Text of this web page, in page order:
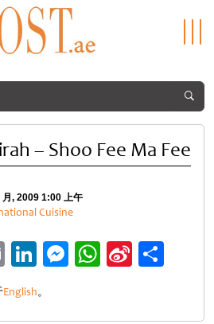
– Shoo Fee Ma Fee
月, 2009 1:00 上午
Cuisine
EmailLinkedIn
Messenger
WhatsApp
Sina
English。